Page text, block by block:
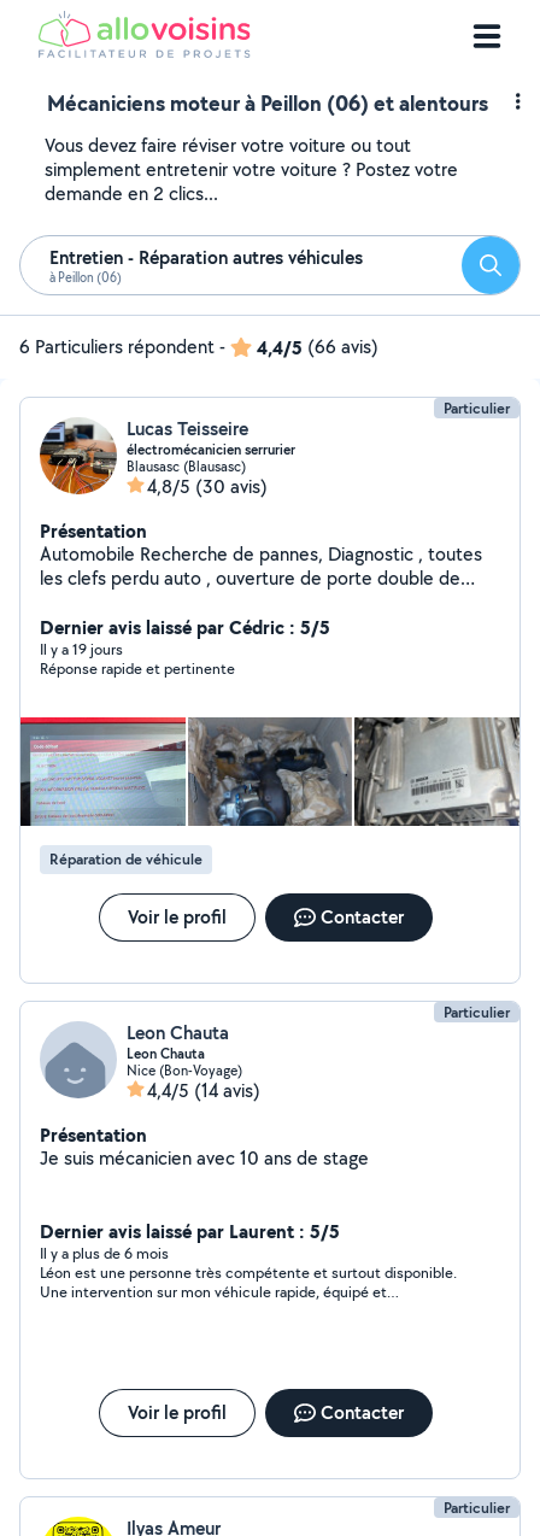
Mécaniciens moteur à Peillon (06) et alentours
Vous devez faire réviser votre voiture ou tout
simplement entretenir votre voiture ? Postez votre
demande en 2 clics...
Entretien - Réparation autres véhicules
à Peillon (06)
6 Particuliers répondent- 4,4/5 (66 avis)
Particulier
Lucas Teisseire
électromécanicien serrurier
Blausasc (Blausasc)
4,8/5 (30 avis)
Présentation
Automobile Recherche de pannes, Diagnostic , toutes
les clefs perdu auto , ouverture de porte double de
calculateurs divers. etc. Zéro 777941445
Dernier avis laissé par Cédric : 5/5
Il y a 19 jours
Réponse rapide et pertinente
Réparation de véhicule
Voir le profil Contacter
Particulier
Leon Chauta
Leon Chauta
Nice (Bon-Voyage)
4,4/5 (14 avis)
Présentation
Je suis mécanicien avec 10 ans de stage
Dernier avis laissé par Laurent : 5/5
Il y a plus de 6 mois
Léon est une personne très compétente et surtout disponible.
Une intervention sur mon véhicule rapide, équipé et
Voir le profil Contacter
Particulier
Ilyas Ameur